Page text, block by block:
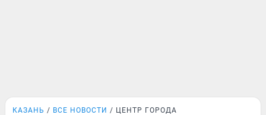
КАЗАНЬ ВСЕ НОВОСТИ ЦЕНТР ГОРОДА